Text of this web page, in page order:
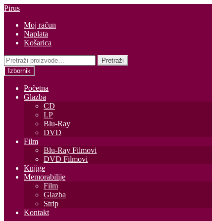
Preskoči
navigaciju
Skoči
sadržaja
Pirus
Moj račun
Naplata
Košarica
Pretraži:
Pretraži
Izbornik
Početna
Glazba
CD
LP
Blu-Ray
DVD
Film
Blu-Ray Filmovi
DVD Filmovi
Knjige
Memorabilije
Film
Glazba
Strip
Kontakt